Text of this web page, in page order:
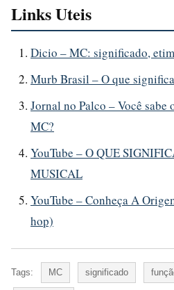
Links Uteis
Dicio – MC: significado,
Murb Brasil – O que
Jornal no Palco – Você sabe
MC?
YouTube – O QUE
MUSICAL
YouTube – Conheça A
hop)
Tags: MC significado